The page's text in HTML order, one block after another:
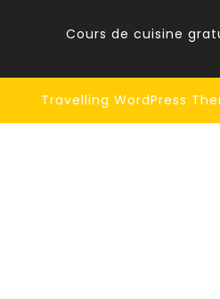
Cours de cuisine
Travelling WordPress